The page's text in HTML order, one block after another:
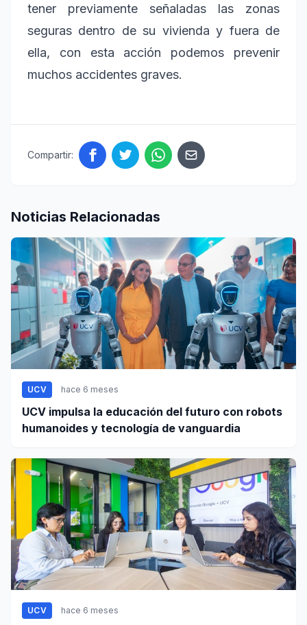
tener previamente señaladas las zonas
seguras dentro de su vivienda y fuera de
ella, con esta acción podemos prevenir
muchos accidentes graves.
Compartir:
Noticias Relacionadas
UCV hace 6 meses
UCV impulsa la educación del futuro con robots
humanoides y tecnología de vanguardia
UCV hace 6 meses